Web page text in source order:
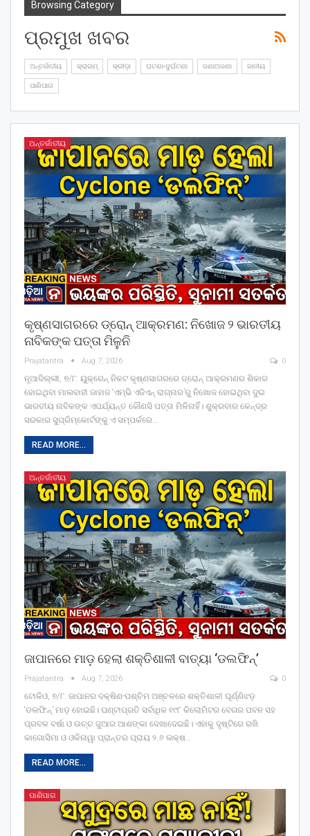
Browsing Category
ପ୍ରମୁଖ ଖବର
ଅନ୍ତର୍ଜାତୀୟ କ୍ରାଇମ୍ କ୍ରୀଡ଼ା ଘଟଣା-ଦୁର୍ଘଟଣା ଜଣାଅଜଣା ଜାତୀୟ
ପାଣିପାଗ
ଅନ୍ତର୍ଜାତୀୟ
କୃଷ୍ଣସାଗରରେ ଡ୍ରୋନ୍‌ ଆକ୍ରମଣ: ନିଖୋଜ ୨ ଭାରତୀୟ
ନାବିକଙ୍କ ପତ୍ତା ମିଳୁନି
Prajatantra Aug 7, 2026 0
ନୂଆଦିଲ୍ଲୀ, ୭/୮: ୟୁକ୍ରେନ୍‌ ନିକଟ କୃଷ୍ଣସାଗରରେ ଡ୍ରୋନ୍‌ ଆକ୍ରମଣର ଶିକାର
ହୋଇଥିବା ମାଲବାହୀ ଜାହାଜ ‘ଏମ୍‌ଭି ଏଜିଏନ୍‌ ରାଗ୍ନାର’ରୁ ନିଖୋଜ ହୋଇଥିବା ଦୁଇ
ଭାରତୀୟ ନାବିକଙ୍କ ଏପର୍ଯ୍ୟନ୍ତ କୌଣସି ପତ୍ତା ମିଳିନାହିଁ। ଶୁକ୍ରବାର କେନ୍ଦ୍ର
ସରକାର ସୁପ୍ରିମ୍‌କୋର୍ଟଙ୍କୁ ଏ ସମ୍ପର୍କରେ
READ MORE...
ଅନ୍ତର୍ଜାତୀୟ
ଜାପାନରେ ମାଡ଼ ହେଲା ଶକ୍ତିଶାଳୀ ବାତ୍ୟା ‘ଡଲଫିନ୍‌’
Prajatantra Aug 7, 2026 0
ଟୋକିଓ, ୭/୮: ଜାପାନର ଦକ୍ଷିଣ-ପଶ୍ଚିମ ଅଞ୍ଚଳରେ ଶକ୍ତିଶାଳୀ ଘୂର୍ଣ୍ଣିଝଡ଼
‘ଡଲଫିନ୍‌’ ମାଡ଼ ହୋଇଛି। ଘଣ୍ଟାପ୍ରତି ସର୍ବାଧିକ ୧୯୮ କିଲୋମିଟର ବେଗର ପବନ ସହ
ପ୍ରବଳ ବର୍ଷା ଓ ଉଚ୍ଚ ଜୁଆର ଆଶଙ୍କା ଦେଖାଦେଇଛି। ଏହାକୁ ଦୃଷ୍ଟିରେ ରଖି
କାଗୋସିମା ଓ ଓକିନାୱା ପ୍ରାନ୍ତର ପ୍ରାୟ ୨.୬ ଲକ୍ଷ
READ MORE...
ପାଣିପାଗ